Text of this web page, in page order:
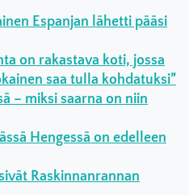
Espanjan lähetti pääsi
on rakastava koti, jossa
saa tulla kohdatuksi”
– miksi saarna on niin
Hengessä on edelleen
Raskinnanrannan